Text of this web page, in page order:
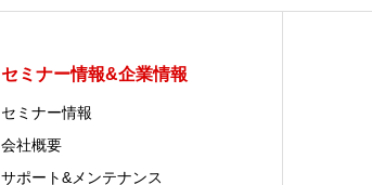
セミナー情報&企業情報
セミナー情報
会社概要
サポート&メンテナンス